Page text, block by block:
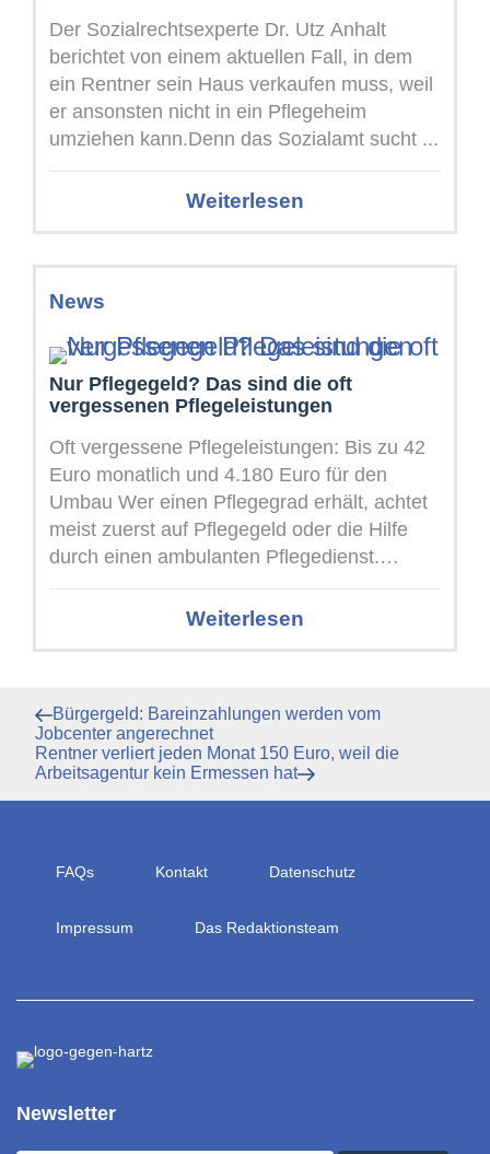
Der Sozialrechtsexperte Dr. Utz Anhalt
berichtet von einem aktuellen Fall, in dem
ein Rentner sein Haus verkaufen muss, weil
er ansonsten nicht in ein Pflegeheim
umziehen kann.Denn das Sozialamt sucht ...
Weiterlesen
News
Nur Pflegegeld? Das sind die oft
vergessenen Pflegeleistungen
Oft vergessene Pflegeleistungen: Bis zu 42
Euro monatlich und 4.180 Euro für den
Umbau Wer einen Pflegegrad erhält, achtet
meist zuerst auf Pflegegeld oder die Hilfe
durch einen ambulanten Pflegedienst.
Daneben ...
Weiterlesen
Beitragsnavigation
Vorheriger
Beitrag
Bürgergeld: Bareinzahlungen werden vom
Jobcenter angerechnet
Nächster
Beitrag
Rentner verliert jeden Monat 150 Euro, weil die
Arbeitsagentur kein Ermessen hat
FAQs Kontakt Datenschutz
Impressum Das Redaktionsteam
Newsletter